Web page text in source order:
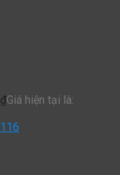
₫Giá hiện tại là: